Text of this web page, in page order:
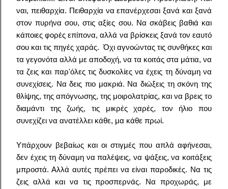
ναι, πειθαρχία. Πειθαρχία να επανέρχεσαι ξανά και ξανά
στον πυρήνα σου, στις αξίες σου. Να σκάβεις βαθιά και
κάποιες φορές επίπονα, αλλά να βρίσκεις ξανά τον εαυτό
σου και τις πηγές χαράς. Όχι αγνοώντας τις συνθήκες και
τα γεγονότα αλλά με αποδοχή, να τα κοιτάς στα μάτια, να
τα ζεις και παρ'όλες τις δυσκολίες να έχεις τη δύναμη να
συνεχίσεις. Να δεις πιο μακριά. Να διώξεις τη σκόνη της
θλίψης, της απόγνωσης, της μοιρολατρίας, και να βρεις το
διαμάντι της ζωής, τις μικρές χαρές, τον ήλιο που
συνεχίζει να ανατέλλει κάθε, μα κάθε πρωί.
Υπάρχουν βεβαίως και οι στιγμές που απλά αφήνεσαι,
δεν έχεις τη δύναμη να παλέψεις, να ψάξεις, να κοιτάξεις
μπροστά. Αλλά αυτές πρέπει να είναι παροδικές. Να τις
ζεις αλλά και να τις προσπερνάς. Να προχωράς, με